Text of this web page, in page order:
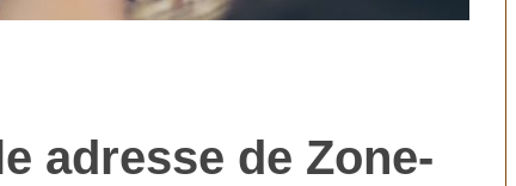
adresse de Zone-
Aliments ultra-transformés